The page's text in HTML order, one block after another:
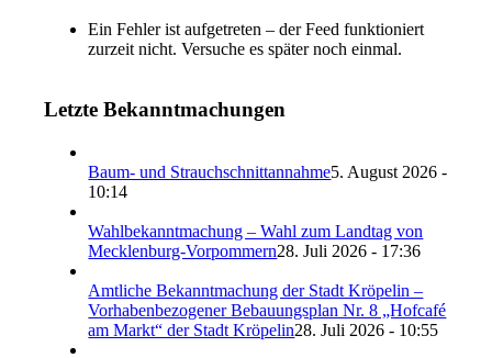
Ein Fehler ist aufgetreten – der Feed funktioniert
zurzeit nicht. Versuche es später noch einmal.
Letzte Bekanntmachungen
Baum- und Strauchschnittannahme5. August 2026 -
10:14
Wahlbekanntmachung – Wahl zum Landtag von
Mecklenburg-Vorpommern28. Juli 2026 - 17:36
Amtliche Bekanntmachung der Stadt Kröpelin –
Vorhabenbezogener Bebauungsplan Nr. 8 „Hofcafé
am Markt“ der Stadt Kröpelin28. Juli 2026 - 10:55